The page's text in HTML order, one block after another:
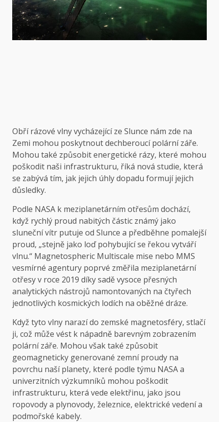
Obří rázové vlny vycházející ze Slunce nám zde na
Zemi mohou poskytnout dechberoucí polární záře.
Mohou také způsobit energetické rázy, které mohou
poškodit naši infrastrukturu, říká nová studie, která
se zabývá tím, jak jejich úhly dopadu formují jejich
důsledky.
Podle NASA k meziplanetárním otřesům dochází,
když rychlý proud nabitých částic známý jako
sluneční vítr putuje od Slunce a předběhne pomalejší
proud, „stejně jako loď pohybující se řekou vytváří
vlnu.“ Magnetospheric Multiscale mise nebo MMS
vesmírné agentury poprvé změřila meziplanetární
otřesy v roce 2019 díky sadě vysoce přesných
analytických nástrojů namontovaných na čtyřech
jednotlivých kosmických lodích na oběžné dráze.
Když tyto vlny narazí do zemské magnetosféry, stlačí
ji, což může vést k nápadně barevným zobrazením
polární záře. Mohou však také způsobit
geomagneticky generované zemní proudy na
povrchu naší planety, které podle týmu NASA a
univerzitních výzkumníků mohou poškodit
infrastrukturu, která vede elektřinu, jako jsou
ropovody a plynovody, železnice, elektrické vedení a
podmořské kabely.